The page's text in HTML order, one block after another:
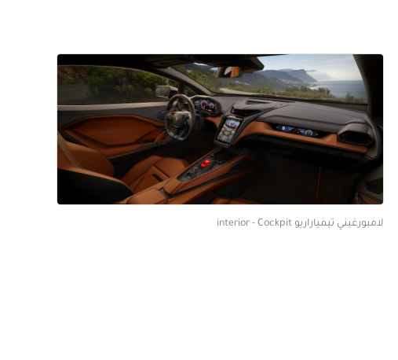
لامبورغيني تيمياراريو interior - Cockpit